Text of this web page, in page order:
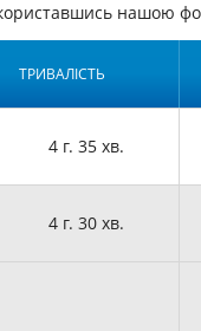
нашою
ТРИВАЛІСТЬ
4 г. 35 хв.
4 г. 30 хв.